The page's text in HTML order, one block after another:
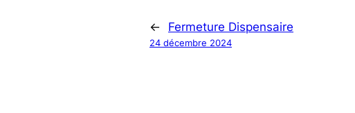
← Fermeture Dispensaire
24 décembre 2024